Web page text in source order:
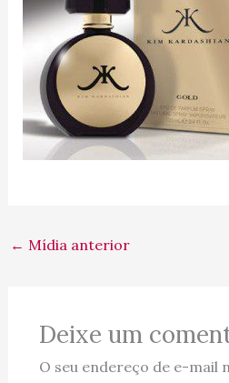
← Mídia anterior
Deixe um
O seu endereço de e-mail